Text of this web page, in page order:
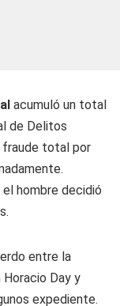
acumuló un total
de Delitos
total por
hombre decidió
entre la
Day y
expediente.